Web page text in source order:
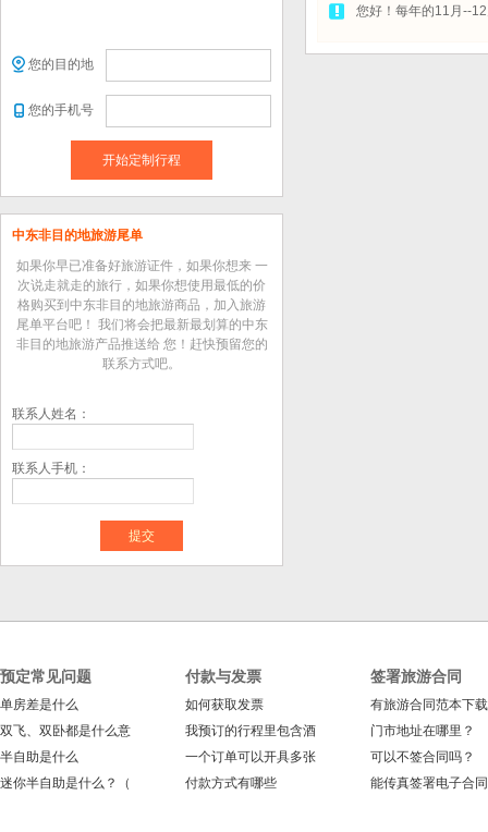
您的目的地
您的手机号
开始定制行程
中东非目的地旅游尾单
如果你早已准备好旅游证件，如果你想来 一
次说走就走的旅行，如果你想使用最低的价
格购买到中东非目的地旅游商品，加入旅游
尾单平台吧！ 我们将会把最新最划算的中东
非目的地旅游产品推送给 您！赶快预留您的
联系方式吧。
联系人姓名：
联系人手机：
您好！每年的11月--
预定常见问题
单房差是什么
双飞、双卧都是什么意
半自助是什么
迷你半自助是什么？（
付款与发票
如何获取发票
我预订的行程里包含酒
一个订单可以开具多张
付款方式有哪些
签署旅游合同
有旅游合同范本下
门市地址在哪里？
可以不签合同吗？
能传真签署电子合